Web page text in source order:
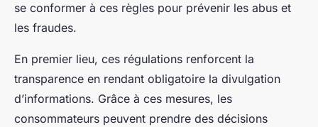
se conformer à ces règles pour prévenir les abus et
les fraudes.
En premier lieu, ces régulations renforcent la
transparence en rendant obligatoire la divulgation
d’informations. Grâce à ces mesures, les
consommateurs peuvent prendre des décisions